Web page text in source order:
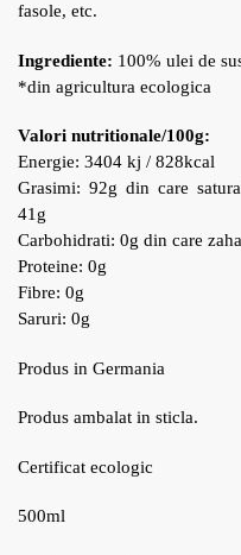
fasole, etc.
Ingrediente: 100% ulei de
*din agricultura ecologica
Valori nutritionale/100g:
Energie: 3404 kj / 828kcal
Grasimi: 92g din care
41g
Carbohidrati: 0g din care
Proteine: 0g
Fibre: 0g
Saruri: 0g
Produs in Germania
Produs ambalat in sticla.
Certificat ecologic
500ml